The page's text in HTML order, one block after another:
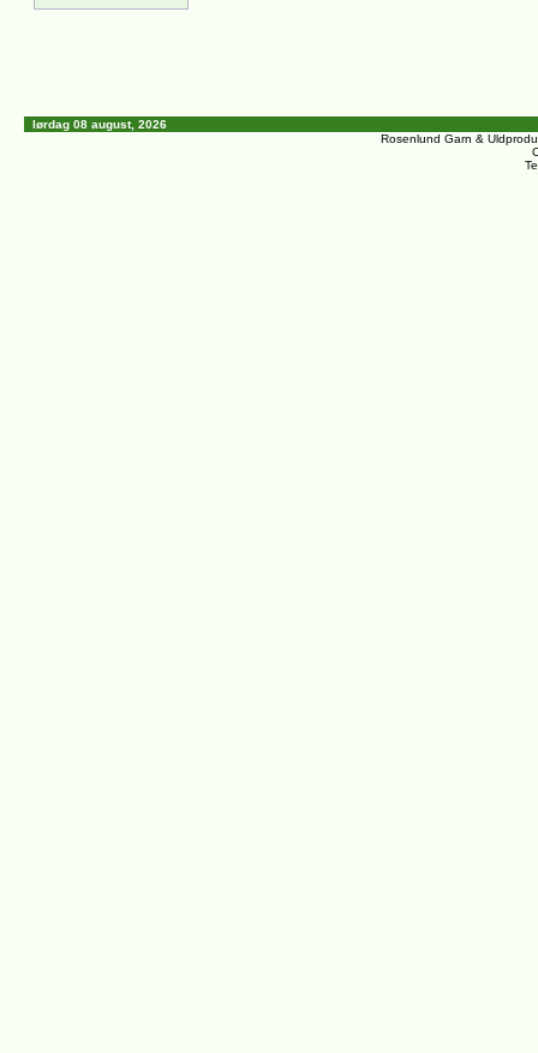
lørdag 08 august, 2026
Rosenlund Garn &